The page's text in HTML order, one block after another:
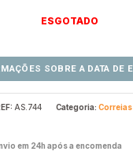
ESGOTADO
AS.744 Categoria: Correias
em 24h após a encomenda